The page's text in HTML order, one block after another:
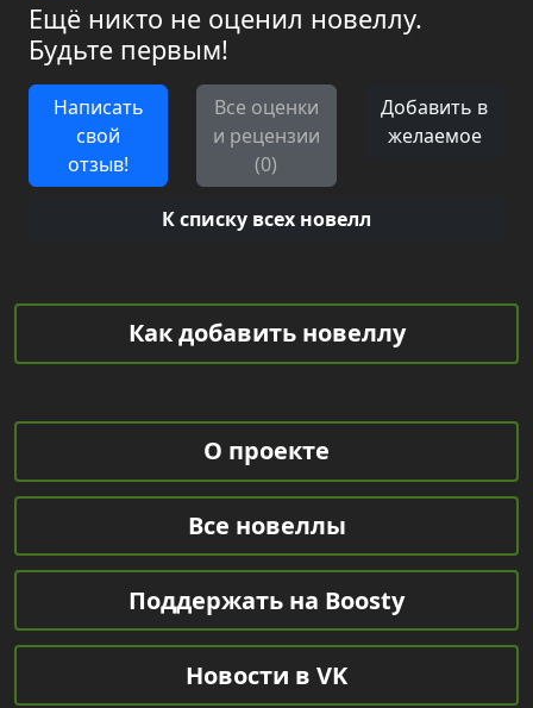
Ещё никто не оценил новеллу.
Будьте первым!
Написать
свой
отзыв!
Все оценки
и рецензии
(0)
Добавить в
желаемое
К списку всех новелл
Как добавить новеллу
О проекте
Все новеллы
Поддержать на Boosty
Новости в VK